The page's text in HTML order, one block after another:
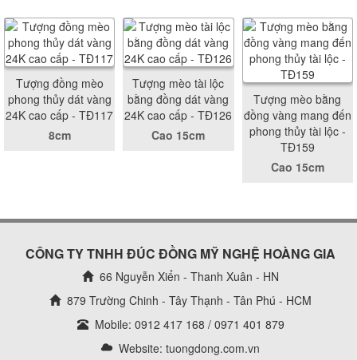
Tượng đồng mèo
phong thủy dát vàng
24K cao cấp - TĐ117
8cm
Tượng mèo tài lộc
bằng đồng dát vàng
24K cao cấp - TĐ126
Cao 15cm
Tượng mèo bằng
đồng vàng mang đến
phong thủy tài lộc -
TĐ159
Cao 15cm
CÔNG TY TNHH ĐÚC ĐỒNG MỸ NGHỆ HOÀNG GIA
66 Nguyễn Xiển - Thanh Xuân - HN
879 Trường Chinh - Tây Thạnh - Tân Phú - HCM
Mobile: 0912 417 168 / 0971 401 879
Website: tuongdong.com.vn